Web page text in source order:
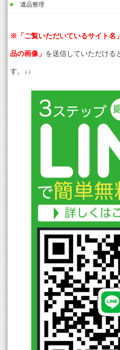
遺品整理
※「ご覧いただいているサイト名
品の画像」 を送信していただける
す。↓↓